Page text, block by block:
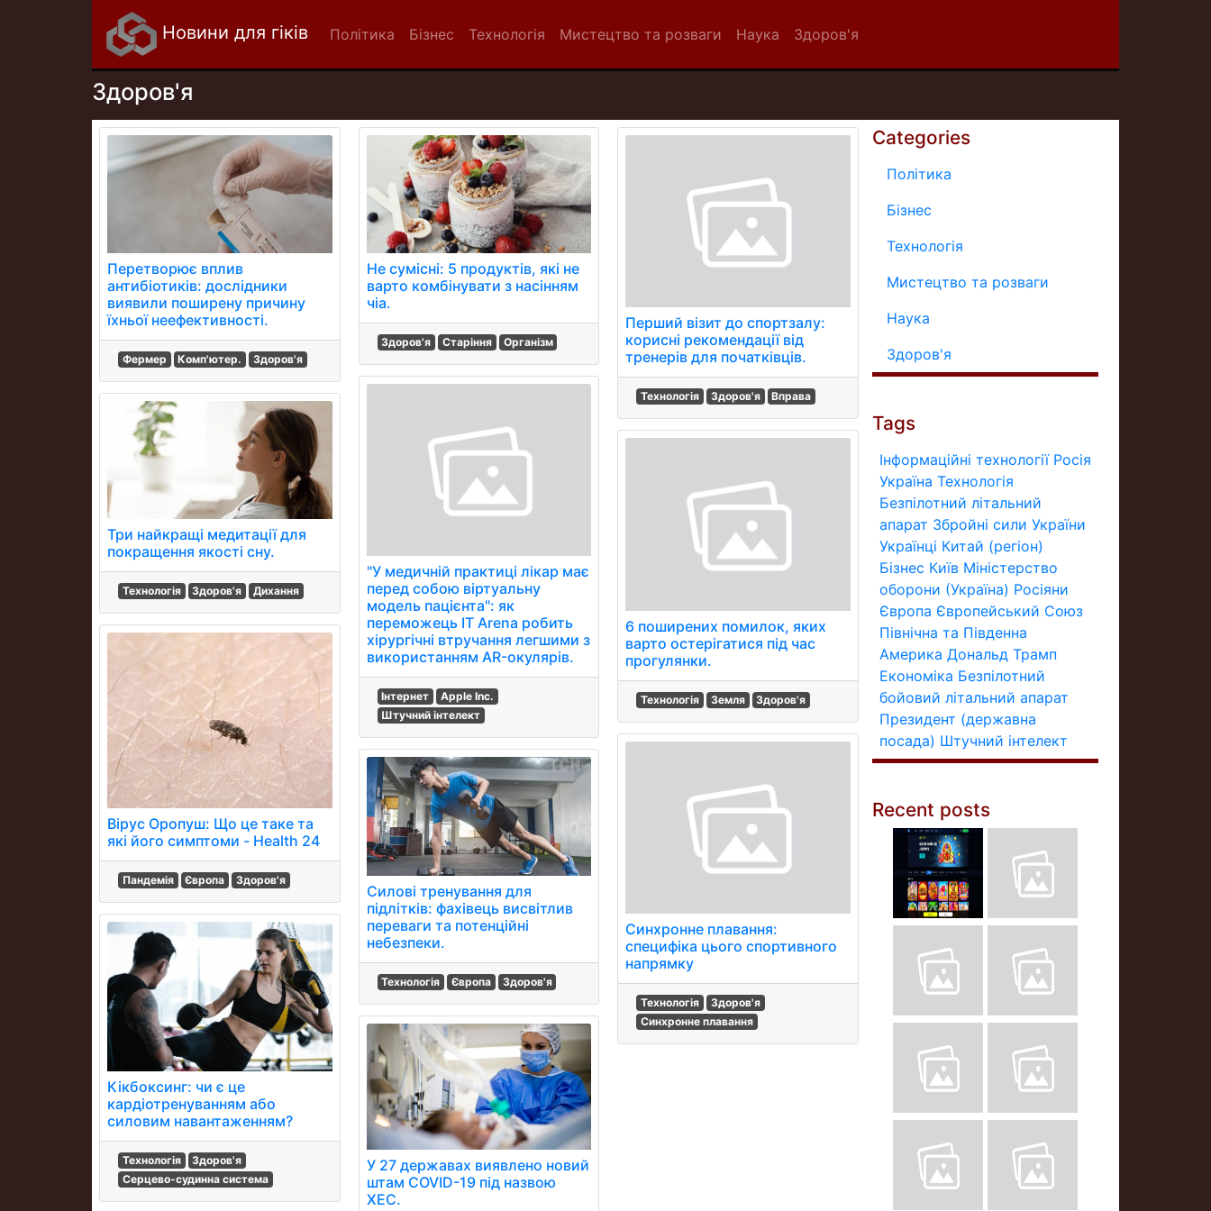
Новини для гіків Політика Бізнес Технологія Мистецтво та розваги Наука Здоров'я
Здоров'я
Перетворює вплив
антибіотиків: дослідники
виявили поширену причину
їхньої неефективності.
Фермер Комп'ютер. Здоров'я
Три найкращі медитації для
покращення якості сну.
Технологія Здоров'я Дихання
Вірус Оропуш: Що це таке та
які його симптоми - Health 24
Пандемія Європа Здоров'я
Кікбоксинг: чи є це
кардіотренуванням або
силовим навантаженням?
Технологія
Здоров'я
Серцево-судинна система
Не сумісні: 5 продуктів, які не
варто комбінувати з насінням
чіа.
Здоров'я Старіння Організм
"У медичній практиці лікар має
перед собою віртуальну
модель пацієнта": як
переможець IT Arena робить
хірургічні втручання легшими з
використанням AR-окулярів.
Інтернет
Apple Inc.
Штучний інтелект
Силові тренування для
підлітків: фахівець висвітлив
переваги та потенційні
небезпеки.
Технологія Європа Здоров'я
У 27 державах виявлено новий
штам COVID-19 під назвою
XEC.
Перший візит до спортзалу:
корисні рекомендації від
тренерів для початківців.
Технологія Здоров'я Вправа
6 поширених помилок, яких
варто остерігатися під час
прогулянки.
Технологія Земля Здоров'я
Синхронне плавання:
специфіка цього спортивного
напрямку
Технологія
Здоров'я
Синхронне плавання
Categories
Політика
Бізнес
Технологія
Мистецтво та розваги
Наука
Здоров'я
Tags
Інформаційні технології Росія
Україна Технологія
Безпілотний літальний
апарат Збройні сили України
Українці Китай (регіон)
Бізнес Київ Міністерство
оборони (Україна) Росіяни
Європа Європейський Союз
Північна та Південна
Америка Дональд Трамп
Економіка Безпілотний
бойовий літальний апарат
Президент (державна
посада) Штучний інтелект
Recent posts